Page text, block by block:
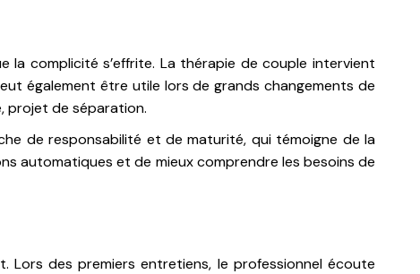
la complicité s’effrite. La thérapie de couple intervient
également être utile lors de grands changements de
projet de séparation.
de responsabilité et de maturité, qui témoigne de la
automatiques et de mieux comprendre les besoins de
Lors des premiers entretiens, le professionnel écoute